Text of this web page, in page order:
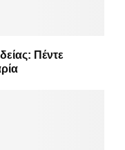
Πέντε